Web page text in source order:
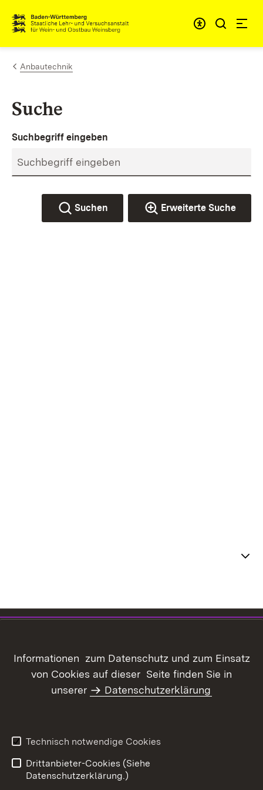
Zum Inhalt springen
Link zur Startseite
Anbautechnik
Suche
Suchbegriff eingeben
Suchen Erweiterte Suche
Barrierefreiheit
Benutzungshinweise
Informationssicherheit
Informationen zum Datenschutz und zum Einsatz
von Cookies auf dieser Seite finden Sie in
unserer
Datenschutzerklärung
Technisch notwendige Cookies
Drittanbieter-Cookies (Siehe
Datenschutzerklärung.)